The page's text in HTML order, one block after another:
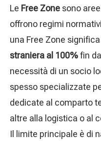
Le Free Zone sono
offrono regimi
una Free Zone
straniera al 100%fin
necessità di un socio
spesso specializzate
dedicate al comparto
altre alla logistica o al
Il limite principale è di